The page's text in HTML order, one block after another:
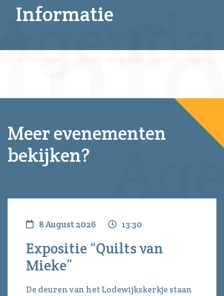
Informatie
Meer evenementen
bekijken?
8 August 2026 13:30
Expositie “Quilts van
Mieke”
De deuren van het Lodewijkskerkje staan